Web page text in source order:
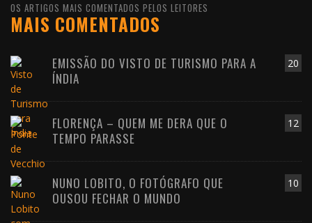
OS ARTIGOS MAIS COMENTADOS PELOS LEITORES
MAIS COMENTADOS
20
EMISSÃO DO VISTO DE TURISMO PARA A
ÍNDIA
12
FLORENÇA – QUEM ME DERA QUE O
TEMPO PARASSE
10
NUNO LOBITO, O FOTÓGRAFO QUE
OUSOU FECHAR O MUNDO